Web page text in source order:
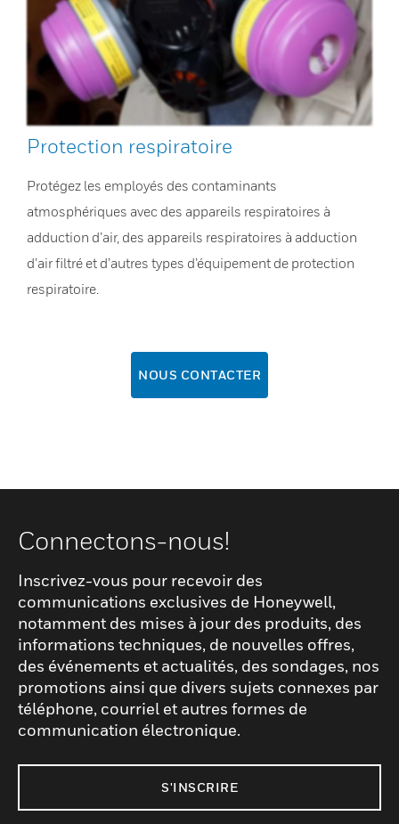
Protection respiratoire
Protégez les employés des contaminants
atmosphériques avec des appareils respiratoires à
adduction d’air, des appareils respiratoires à adduction
d’air filtré et d’autres types d’équipement de protection
respiratoire.
NOUS CONTACTER
Connectons-nous!
Inscrivez-vous pour recevoir des
communications exclusives de Honeywell,
notamment des mises à jour des produits, des
informations techniques, de nouvelles offres,
des événements et actualités, des sondages, nos
promotions ainsi que divers sujets connexes par
téléphone, courriel et autres formes de
communication électronique.
S'INSCRIRE